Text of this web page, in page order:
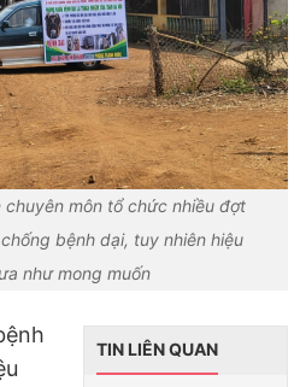
chuyên môn tổ chức nhiều đợt
bệnh dại, tuy nhiên hiệu
như mong muốn
TIN LIÊN QUAN